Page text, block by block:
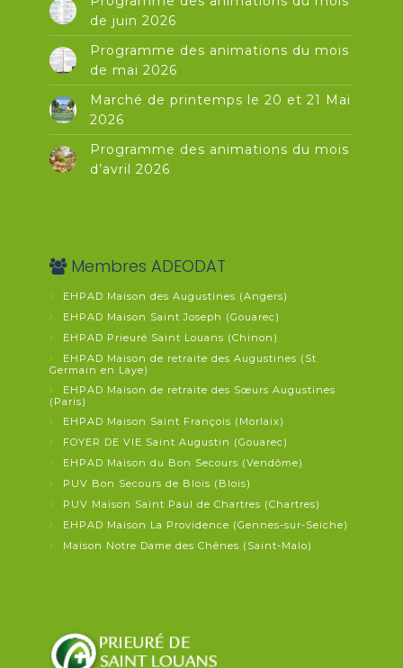
de juin 2026
Programme des animations du mois
de mai 2026
Marché de printemps le 20 et 21 Mai
2026
Programme des animations du mois
d’avril 2026
Membres ADEODAT
EHPAD Maison des Augustines (Angers)
EHPAD Maison Saint Joseph (Gouarec)
EHPAD Prieuré Saint Louans (Chinon)
EHPAD Maison de retraite des Augustines (St
Germain en Laye)
EHPAD Maison de retraite des Sœurs Augustines
(Paris)
EHPAD Maison Saint François (Morlaix)
FOYER DE VIE Saint Augustin (Gouarec)
EHPAD Maison du Bon Secours (Vendôme)
PUV Bon Secours de Blois (Blois)
PUV Maison Saint Paul de Chartres (Chartres)
EHPAD Maison La Providence (Gennes-sur-Seiche)
Maison Notre Dame des Chênes (Saint-Malo)